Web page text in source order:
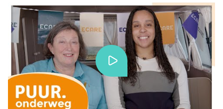
Over ons
Onze werkwijze
Onze partnerschappen